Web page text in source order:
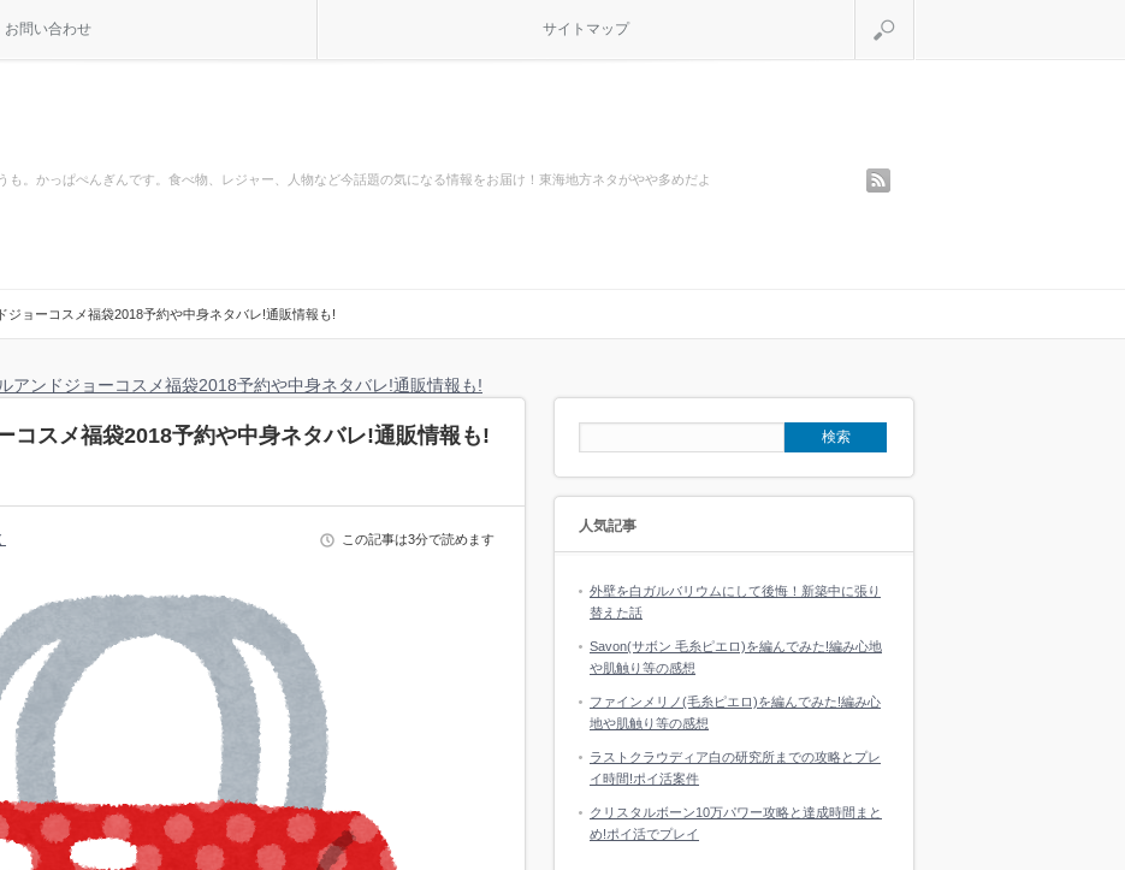
お問い合わせ サイトマップ
も。かっぱぺんぎんです。食べ物、レジャー、人物など今話題の気になる情報をお届け！東海地方ネタがやや多めだよ
ジョーコスメ福袋2018予約や中身ネタバレ!通販情報も!
アンドジョーコスメ福袋2018予約や中身ネタバレ!通販情報も!
コスメ福袋2018予約や中身ネタバレ!通販情報も!
この記事は3分で読めます
人気記事
外壁を白ガルバリウムにして後悔！新築中に張り
替えた話
Savon(サボン 毛糸ピエロ)を編んでみた!編み心地
や肌触り等の感想
ファインメリノ(毛糸ピエロ)を編んでみた!編み心
地や肌触り等の感想
ラストクラウディア白の研究所までの攻略とプレ
イ時間!ポイ活案件
クリスタルボーン10万パワー攻略と達成時間まと
め!ポイ活でプレイ